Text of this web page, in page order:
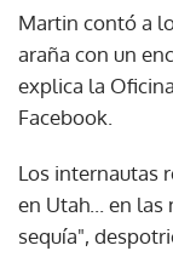
Martin contó a
araña con un
explica la
Facebook.
Los internautas
en Utah... en las
sequía",